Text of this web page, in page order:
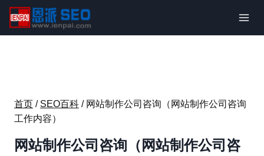
内
首页 / SEO百科 / 网站制作公司咨询（网站制作公司咨询
工作内容）
网站制作公司咨询（网站制作公司咨